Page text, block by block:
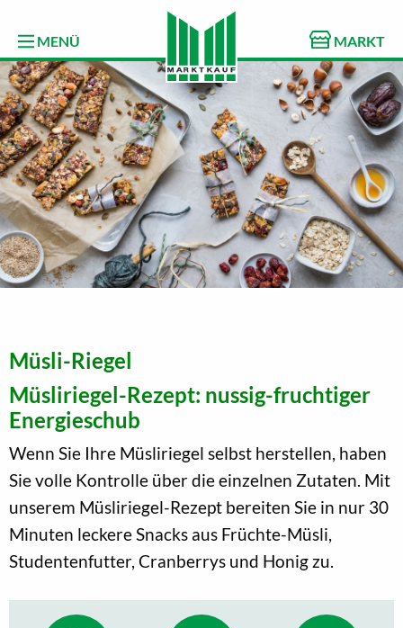
MENÜ MARKT
Müsli-Riegel
Müsliriegel-Rezept: nussig-fruchtiger
Energieschub
Wenn Sie Ihre Müsliriegel selbst herstellen, haben
Sie volle Kontrolle über die einzelnen Zutaten. Mit
unserem Müsliriegel-Rezept bereiten Sie in nur 30
Minuten leckere Snacks aus Früchte-Müsli,
Studentenfutter, Cranberrys und Honig zu.